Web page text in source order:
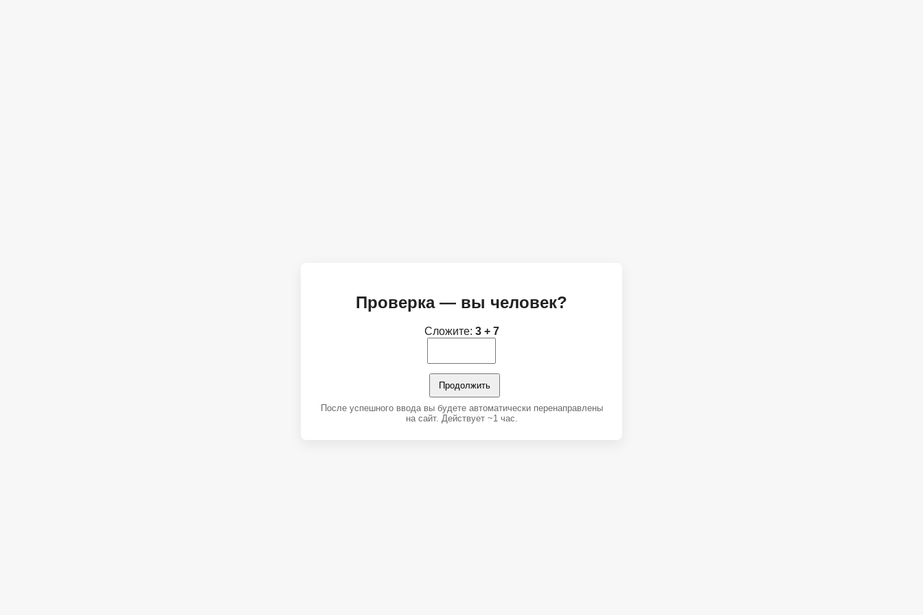
Проверка — вы человек?
Сложите: 3 + 7
Продолжить
После успешного ввода вы будете автоматически перенаправлены
на сайт. Действует ~1 час.